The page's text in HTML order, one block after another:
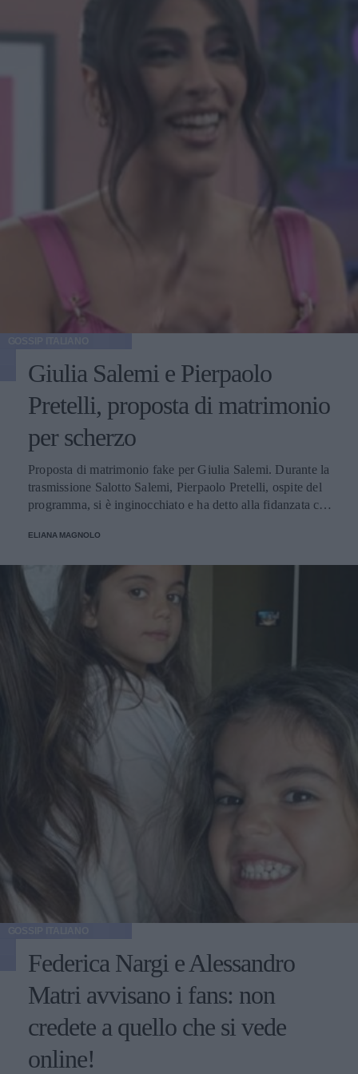
Giulia Salemi e Pierpaolo
Pretelli, proposta di matrimonio
per scherzo
Proposta di matrimonio fake per Giulia Salemi. Durante la
trasmissione Salotto Salemi, Pierpaolo Pretelli, ospite del
programma, si è inginocchiato e ha detto alla fidanzata che
cena con lui!
ELIANA MAGNOLO
Federica Nargi e Alessandro
Matri avvisano i fans: non
credete a quello che si vede
online!